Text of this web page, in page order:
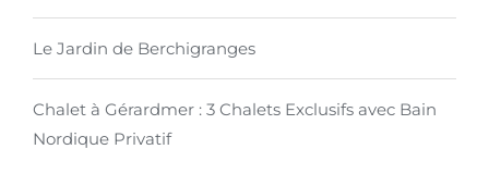
Le Jardin de Berchigranges
Chalet à Gérardmer : 3 Chalets Exclusifs avec Bain
Nordique Privatif